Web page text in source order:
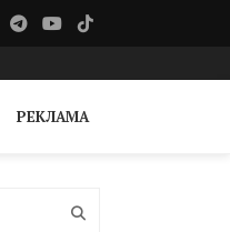
РЕКЛАМА